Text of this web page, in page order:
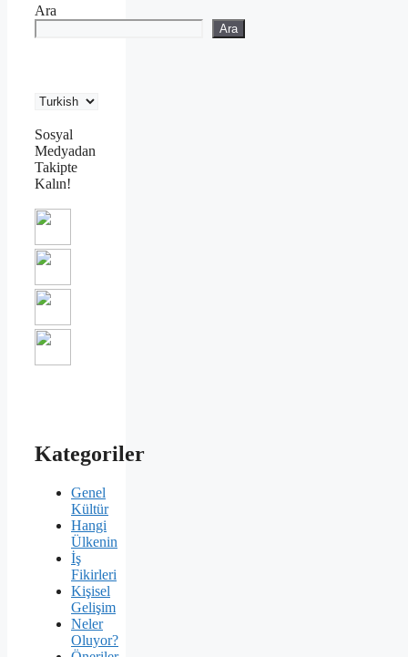
Ara
Ara
Sosyal
Medyadan
Takipte
Kalın!
Kategoriler
Genel
Kültür
Hangi
Ülkenin
İş
Fikirleri
Kişisel
Gelişim
Neler
Oluyor?